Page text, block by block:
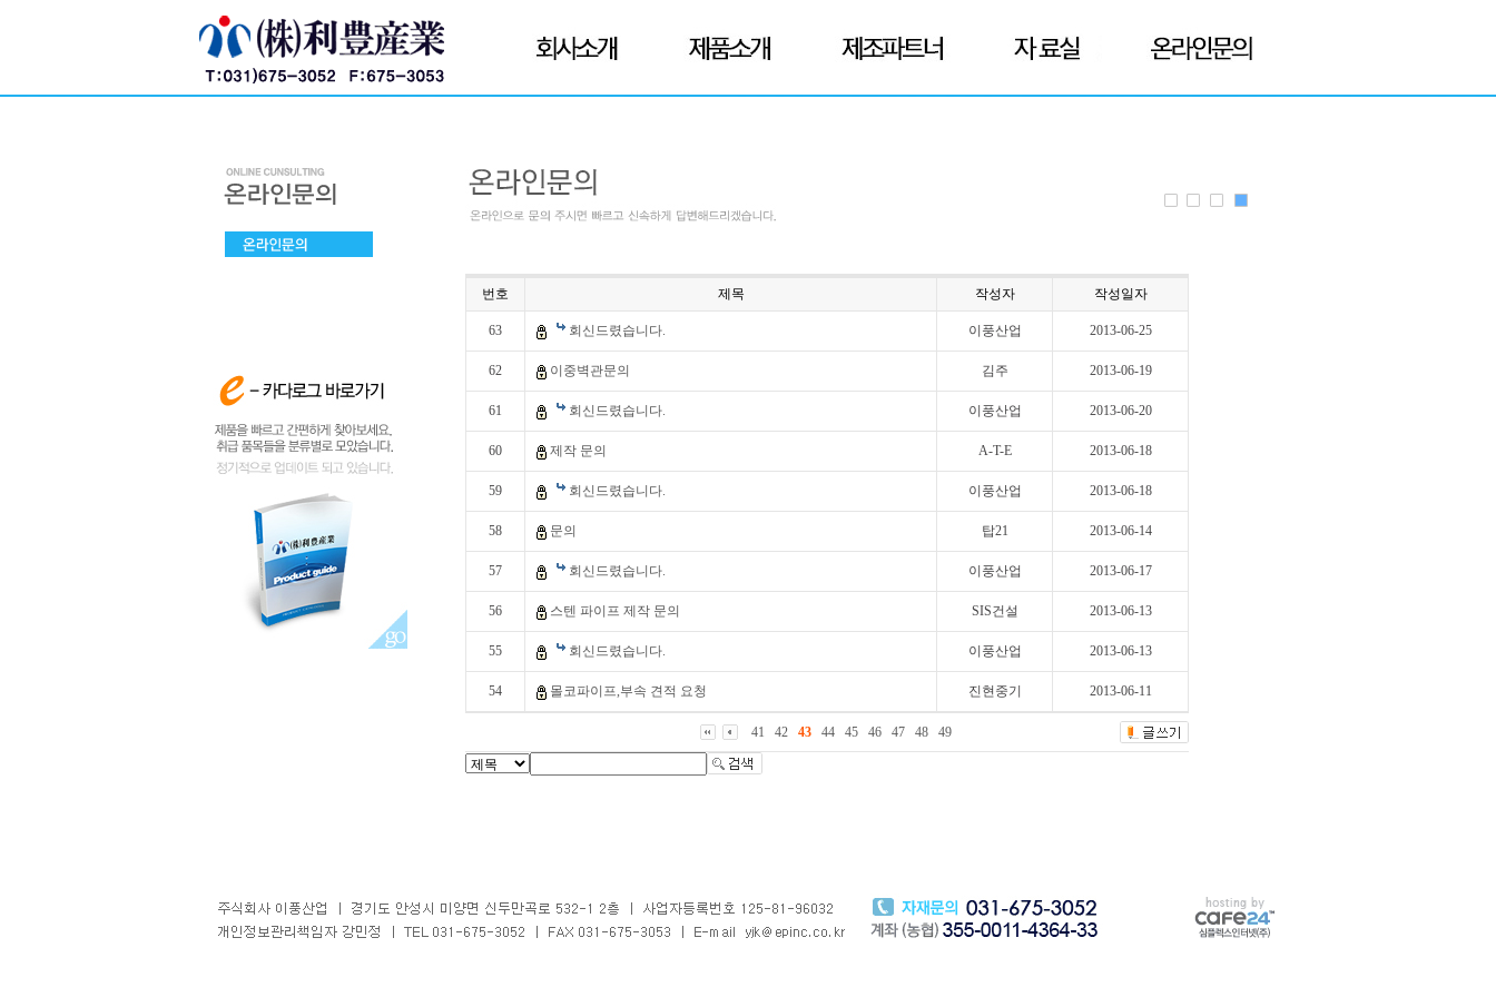
번호 제목 작성자 작성일자
63 회신드렸습니다. 이풍산업 2013-06-25
62 이중벽관문의 김주 2013-06-19
61 회신드렸습니다. 이풍산업 2013-06-20
60 제작 문의 A-T-E 2013-06-18
59 회신드렸습니다. 이풍산업 2013-06-18
58 문의 탑21 2013-06-14
57 회신드렸습니다. 이풍산업 2013-06-17
56 스텐 파이프 제작 문의 SIS건설 2013-06-13
55 회신드렸습니다. 이풍산업 2013-06-13
54 몰코파이프,부속 견적 요청 진현중기 2013-06-11
41 42 43 44 45 46 47 48 49